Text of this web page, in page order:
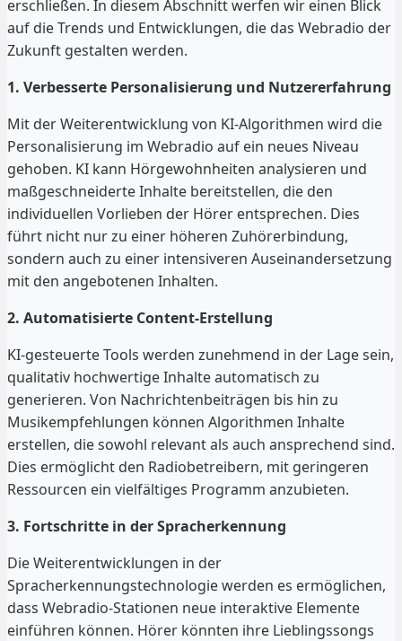
erschließen. In diesem Abschnitt werfen wir einen Blick
auf die Trends und Entwicklungen, die das Webradio der
Zukunft gestalten werden.
1. Verbesserte Personalisierung und Nutzererfahrung
Mit der Weiterentwicklung von KI-Algorithmen wird die
Personalisierung im Webradio auf ein neues Niveau
gehoben. KI kann Hörgewohnheiten analysieren und
maßgeschneiderte Inhalte bereitstellen, die den
individuellen Vorlieben der Hörer entsprechen. Dies
führt nicht nur zu einer höheren Zuhörerbindung,
sondern auch zu einer intensiveren Auseinandersetzung
mit den angebotenen Inhalten.
2. Automatisierte Content-Erstellung
KI-gesteuerte Tools werden zunehmend in der Lage sein,
qualitativ hochwertige Inhalte automatisch zu
generieren. Von Nachrichtenbeiträgen bis hin zu
Musikempfehlungen können Algorithmen Inhalte
erstellen, die sowohl relevant als auch ansprechend sind.
Dies ermöglicht den Radiobetreibern, mit geringeren
Ressourcen ein vielfältiges Programm anzubieten.
3. Fortschritte in der Spracherkennung
Die Weiterentwicklungen in der
Spracherkennungstechnologie werden es ermöglichen,
dass Webradio-Stationen neue interaktive Elemente
einführen können. Hörer könnten ihre Lieblingssongs